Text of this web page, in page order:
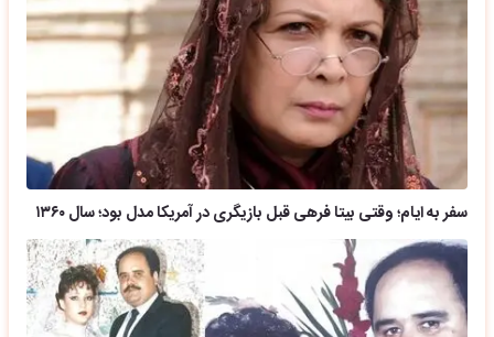
سفر به ایام؛ وقتی بیتا فرهی قبل بازیگری در آمریکا مدل بود؛ سال ۱۳۶۰